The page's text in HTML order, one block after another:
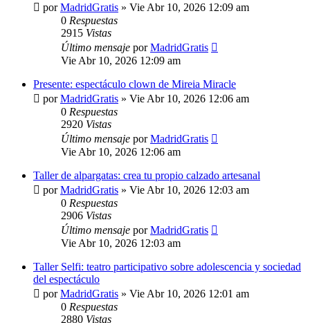
porMadridGratis » Vie Abr 10, 2026 12:09 am
0 Respuestas
2915 Vistas
Último mensaje porMadridGratis
Vie Abr 10, 2026 12:09 am
Presente: espectáculo clown de Mireia Miracle
porMadridGratis » Vie Abr 10, 2026 12:06 am
0 Respuestas
2920 Vistas
Último mensaje porMadridGratis
Vie Abr 10, 2026 12:06 am
Taller de alpargatas: crea tu propio calzado artesanal
porMadridGratis » Vie Abr 10, 2026 12:03 am
0 Respuestas
2906 Vistas
Último mensaje porMadridGratis
Vie Abr 10, 2026 12:03 am
Taller Selfi: teatro participativo sobre adolescencia y sociedad
del espectáculo
porMadridGratis » Vie Abr 10, 2026 12:01 am
0 Respuestas
2880 Vistas